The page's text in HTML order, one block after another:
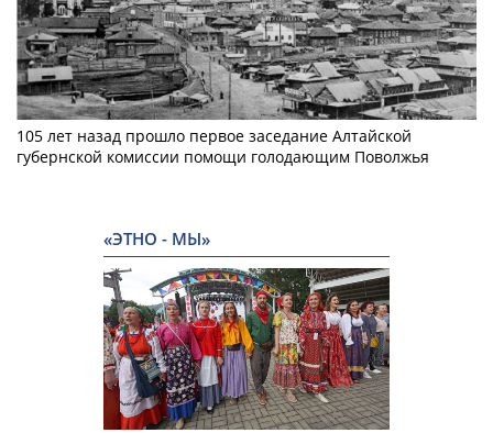
105 лет назад прошло первое заседание Алтайской
губернской комиссии помощи голодающим Поволжья
«ЭТНО - МЫ»